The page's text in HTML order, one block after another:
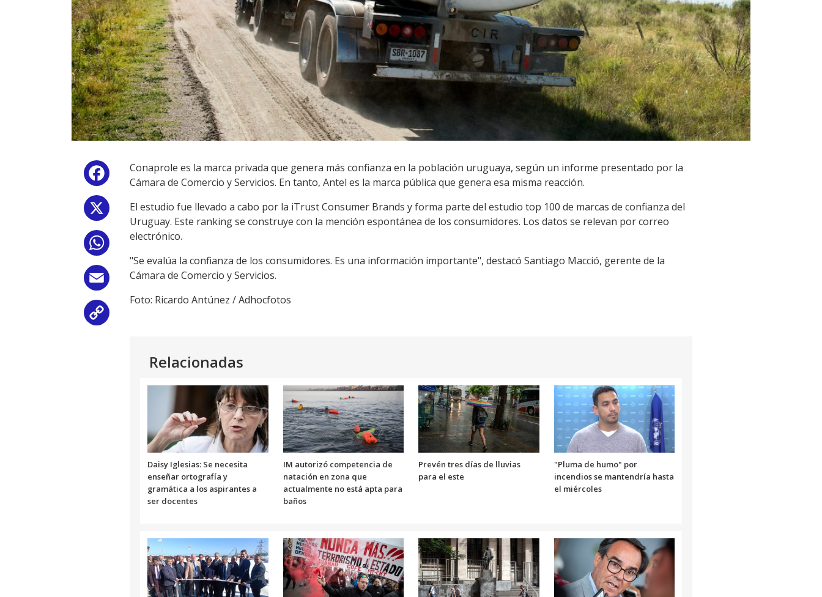
Facebook
Email
Conaprole es la marca privada que genera más confianza en la población uruguaya, según un informe presentado por la
Cámara de Comercio y Servicios. En tanto, Antel es la marca pública que genera esa misma reacción.
El estudio fue llevado a cabo por la iTrust Consumer Brands y forma parte del estudio top 100 de marcas de confianza del
Uruguay. Este ranking se construye con la mención espontánea de los consumidores. Los datos se relevan por correo
electrónico.
"Se evalúa la confianza de los consumidores. Es una información importante", destacó Santiago Macció, gerente de la
Cámara de Comercio y Servicios.
Foto: Ricardo Antúnez / Adhocfotos
Relacionadas
Daisy Iglesias: Se necesita
enseñar ortografía y
gramática a los aspirantes a
ser docentes
IM autorizó competencia de
natación en zona que
actualmente no está apta para
baños
Prevén tres días de lluvias
para el este
"Pluma de humo" por
incendios se mantendría hasta
el miércoles